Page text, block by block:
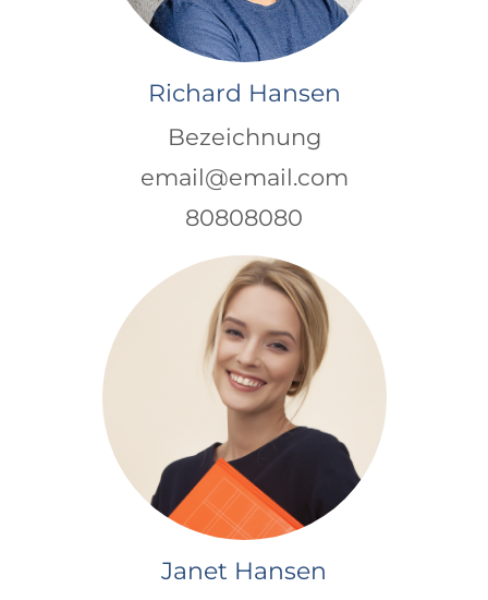
Richard Hansen
Bezeichnung
email@email.com
80808080
Janet Hansen